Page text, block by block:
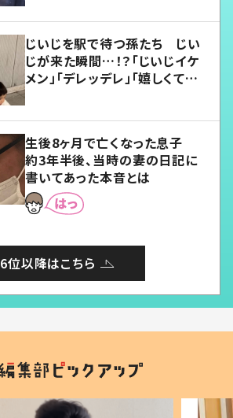
じいじを駅で待つ孫たち じい
じが来た瞬間…！？「じいじイケ
メン」「デレッデレ」「嬉しくて可
生後8ヶ月で亡くなった息子
約3年半後、当時の妻の日記に
書いてあった本音とは
6位以降はこちら